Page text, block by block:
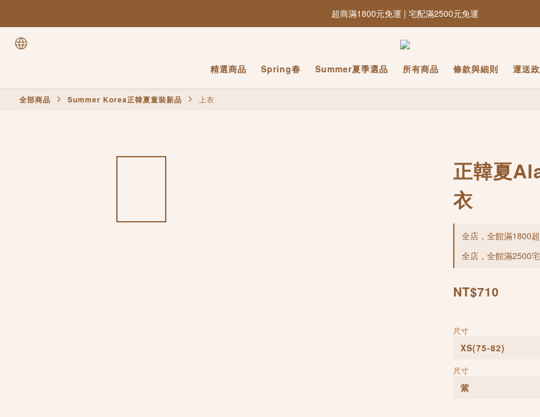
超商滿1800元免運 | 宅配滿2500元免運
精選商品 Spring春 Summer夏季選品 所有商品 條款與細則 運送
全部商品 Summer Korea正韓夏童裝新品 上衣
正韓夏
衣
全店，全館滿1800
全店，全館滿2500
NT$710
尺寸
尺寸